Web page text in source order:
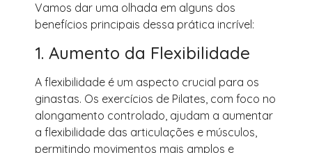
Vamos dar uma olhada em alguns dos
benefícios principais dessa prática incrível:
1. Aumento da Flexibilidade
A flexibilidade é um aspecto crucial para os
ginastas. Os exercícios de Pilates, com foco no
alongamento controlado, ajudam a aumentar
a flexibilidade das articulações e músculos,
permitindo movimentos mais amplos e